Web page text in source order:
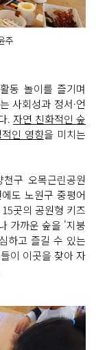
주
동 놀이를 즐기며
사회성과 정서·언
. 자연 친화적인 숲
인 영향을 미치는
구 오목근린공원
도 노원구 중평어
곳의 공원형 키즈
가까운 숲을 '지붕
하고 즐길 수 있는
이 이곳을 찾아 자